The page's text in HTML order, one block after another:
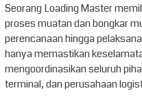
Seorang Loading Master
proses muatan dan bongkar
perencanaan hingga
hanya memastikan
mengoordinasikan seluruh
terminal, dan perusahaan